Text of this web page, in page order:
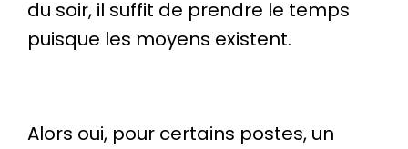
du soir, il suffit de prendre le temps
puisque les moyens existent.
Alors oui, pour certains postes, un